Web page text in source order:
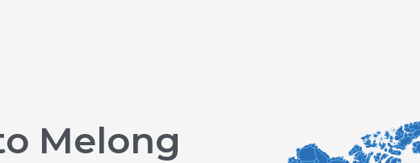
Melong